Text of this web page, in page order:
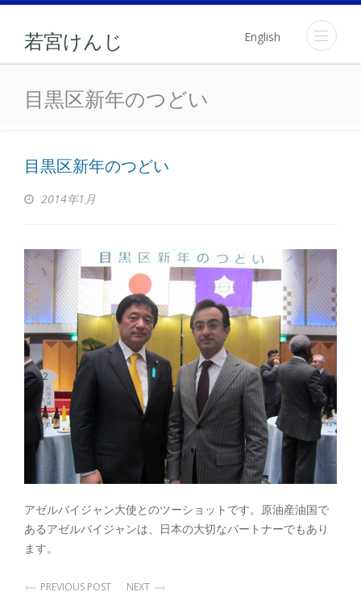
若宮けんじ English
目黒区新年のつどい
目黒区新年のつどい
目黒区新年のつどい
2014年1月
アゼルバイジャン大使とのツーショットです。原油産油国で
あるアゼルバイジャンは、日本の大切なパートナーでもあり
ます。
PREVIOUS POST NEXT